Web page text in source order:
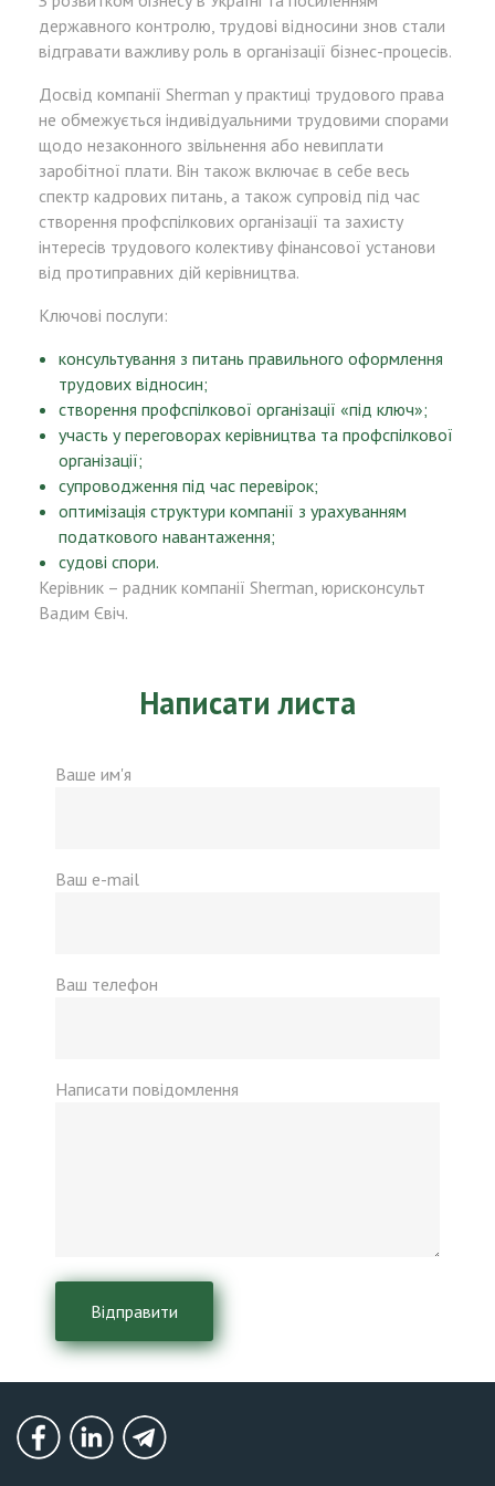
державного контролю, трудові відносини знов стали
відгравати важливу роль в організації бізнес-процесів.
Досвід компанії Sherman у практиці трудового права
не обмежується індивідуальними трудовими спорами
щодо незаконного звільнення або невиплати
заробітної плати. Він також включає в себе весь
спектр кадрових питань, а також супровід під час
створення профспілкових організації та захисту
інтересів трудового колективу фінансової установи
від протиправних дій керівництва.
Ключові послуги:
консультування з питань правильного оформлення
трудових відносин;
створення профспілкової організації «під ключ»;
участь у переговорах керівництва та профспілкової
організації;
супроводження під час перевірок;
оптимізація структури компанії з урахуванням
податкового навантаження;
судові спори.
Керівник – радник компанії Sherman, юрисконсульт
Вадим Євіч.
Написати листа
Ваше им'я
Ваш e-mail
Ваш телефон
Написати повідомлення